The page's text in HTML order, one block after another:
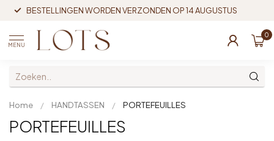
BESTELLINGEN WORDEN VERZONDEN OP 14 AUGUSTUS
MENU
0
Home / HANDTASSEN / PORTEFEUILLES
PORTEFEUILLES